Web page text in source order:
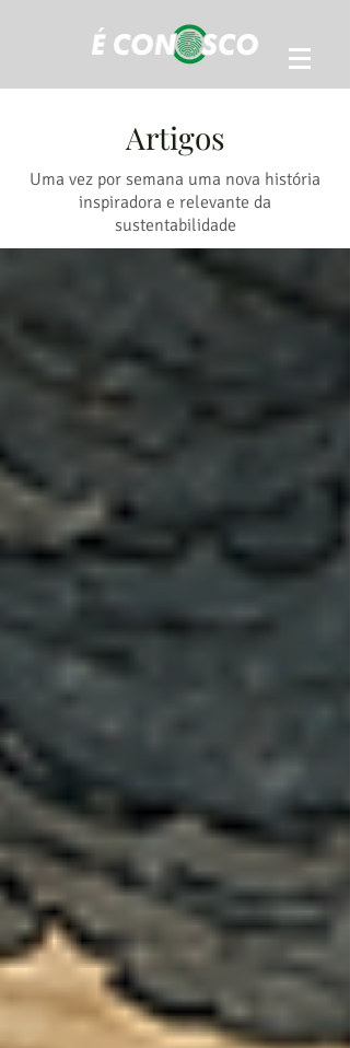
Artigos
Uma vez por semana uma nova história
inspiradora e relevante da
sustentabilidade